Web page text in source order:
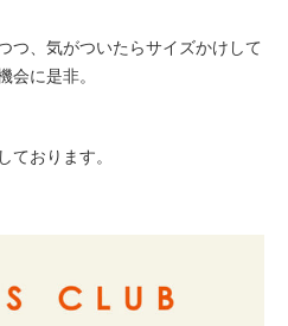
つ、気がついたらサイズかけして
会に是非。
ております。